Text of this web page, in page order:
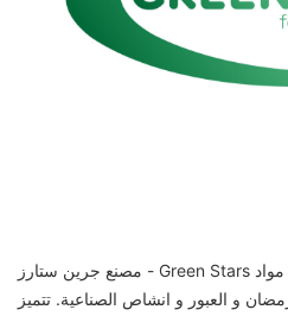
مصنع جرين ستارز - Green Stars من افضل مصانع السلوتيب و مواد
و العبور و انشاص الصناعية. تتميز